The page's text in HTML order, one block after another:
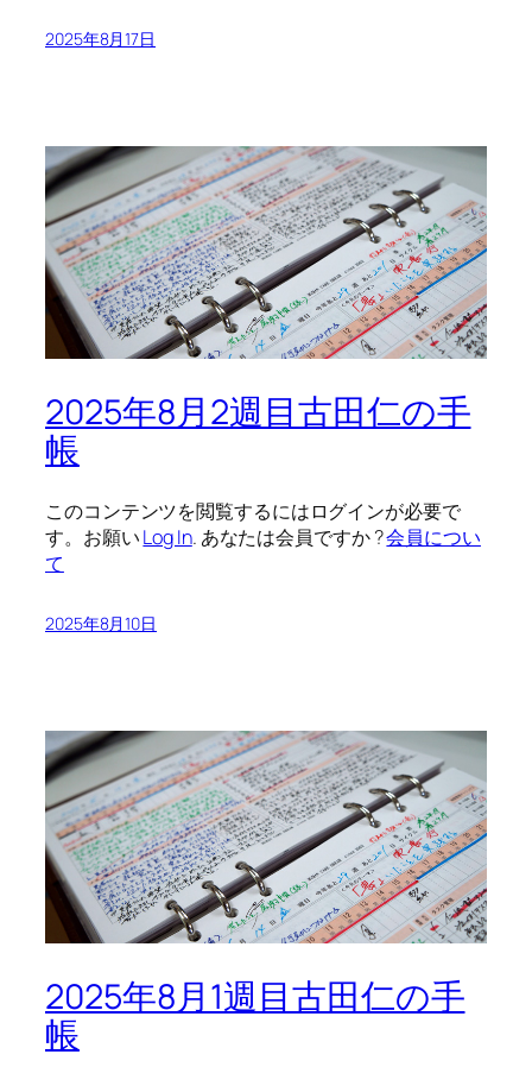
2025年8月17日
2025年8月2週目古田仁の手
帳
このコンテンツを閲覧するにはログインが必要で
す。お願いLog In. あなたは会員ですか ?会員につい
て
2025年8月10日
2025年8月1週目古田仁の手
帳